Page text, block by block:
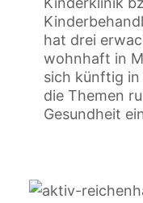
hat drei
wohnhaft in
sich künftig in
die Themen
Gesundheit